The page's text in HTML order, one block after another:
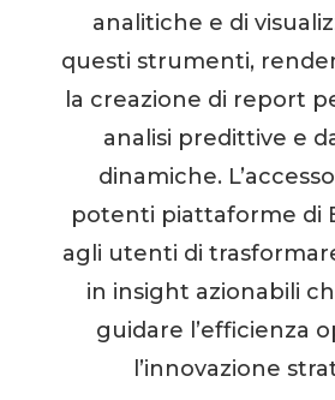
analitiche e di
questi strumenti,
la creazione di report
analisi predittive e
dinamiche.
potenti piattaforme di
agli utenti di
in insight azionabili
guidare l’efficienza
l’innovazione